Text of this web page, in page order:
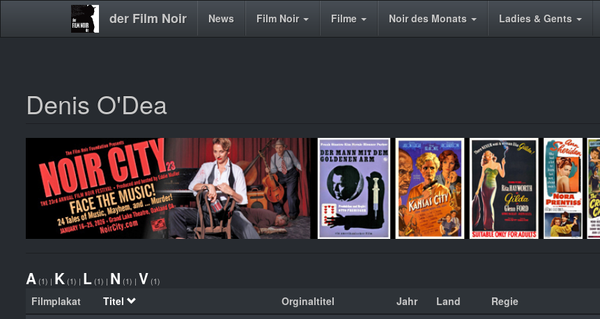
der Film Noir
Main News Film Noir Filme Noir des Monats Ladies & Gents
Denis O'Dea
A (1) | K (1) | L (1) | N (1) | V (1)
Filmplakat Titel Orginaltitel Jahr Land Regie